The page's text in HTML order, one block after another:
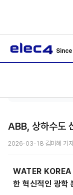
ABB, 상하수도
2026-03-18 김미혜 기
WATER KOREA
한 혁신적인 광학